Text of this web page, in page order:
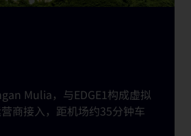
Mulia， 与EDGE1构成虚拟
营商接入，距机场约35分钟车